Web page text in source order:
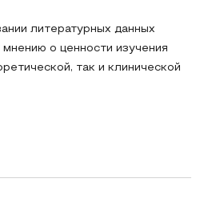
литературных данных
о ценности изучения
так и клинической